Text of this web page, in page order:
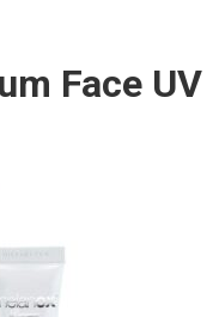
Face UV